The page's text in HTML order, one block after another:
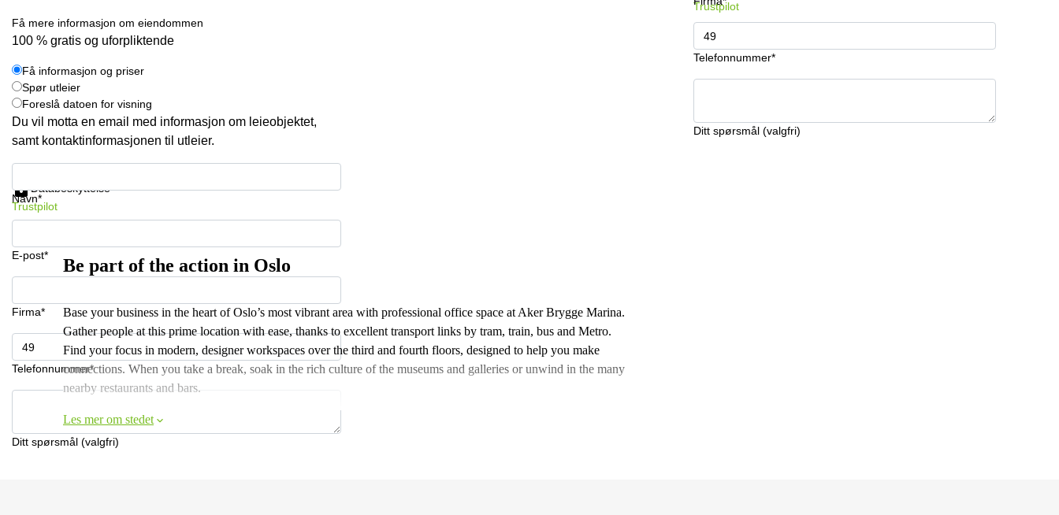
Telefonnummer*
Ditt spørsmål (valgfri)
Trustpilot
Få mere informasjon om eiendommen
100 % gratis og uforpliktende
Få informasjon og priser
Spør utleier
Foreslå datoen for visning
Du vil motta en email med informasjon om leieobjektet,
samt kontaktinformasjonen til utleier.
Navn*
E-post*
Firma*
Telefonnummer*
Ditt spørsmål (valgfri)
Databeskyttelse
Trustpilot
Be part of the action in Oslo
Base your business in the heart of Oslo’s most vibrant area with professional office space at Aker Brygge Marina.
Gather people at this prime location with ease, thanks to excellent transport links by tram, train, bus and Metro.
Find your focus in modern, designer workspaces over the third and fourth floors, designed to help you make
connections. When you take a break, soak in the rich culture of the museums and galleries or unwind in the many
nearby restaurants and bars.
Les mer om stedet